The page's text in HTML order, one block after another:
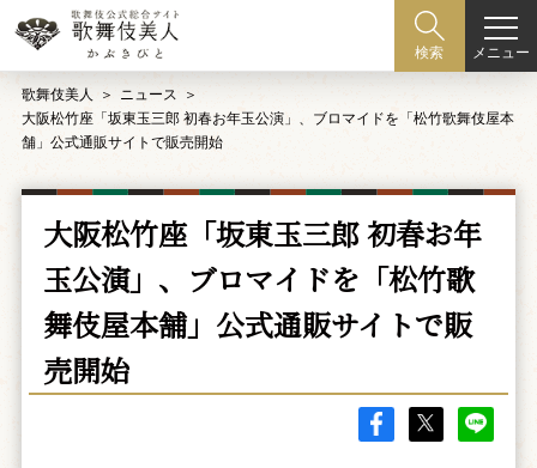
検索 メニュー
歌舞伎美人
ニュース
大阪松竹座「坂東玉三郎 初春お年玉公演」、ブロマイドを「松竹歌舞伎屋本
舗」公式通販サイトで販売開始
大阪松竹座「坂東玉三郎 初春お年
玉公演」、ブロマイドを「松竹歌
舞伎屋本舗」公式通販サイトで販
売開始